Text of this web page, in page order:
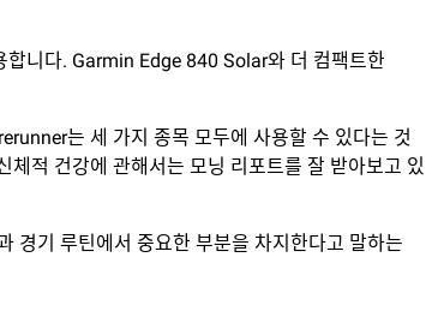
니다. Garmin Edge 840 Solar와 더 컴팩트한
는 세 가지 종목 모두에 사용할 수 있다는 것
적 건강에 관해서는 모닝 리포트를 잘 받아보고 있
경기 루틴에서 중요한 부분을 차지한다고 말하는